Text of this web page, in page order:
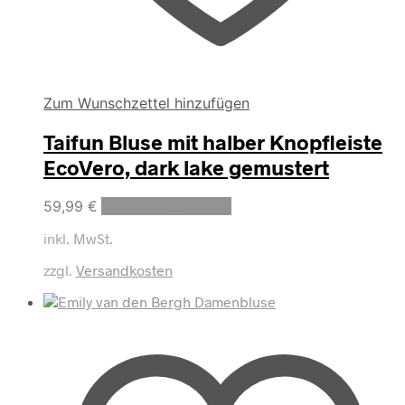
Zum Wunschzettel hinzufügen
Taifun Bluse mit halber Knopfleiste
EcoVero, dark lake gemustert
59,99 €
Die
auf
der
Produktseite
inkl. MwSt.
zzgl. Versandkosten